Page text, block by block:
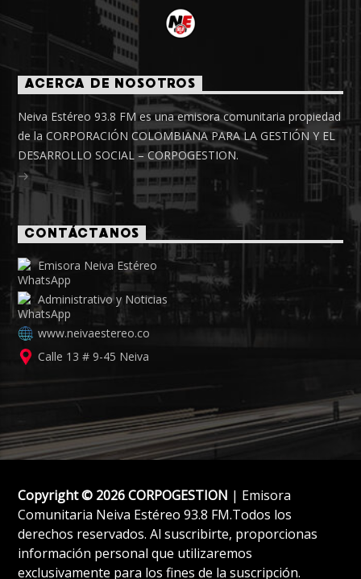
ACERCA DE NOSOTROS
Neiva Estéreo 93.8 FM es una emisora comunitaria propiedad
de la CORPORACIÓN COLOMBIANA PARA LA GESTIÓN Y EL
DESARROLLO SOCIAL – CORPOGESTION.
CONTÁCTANOS
Emisora Neiva Estéreo
Administrativo y Noticias
www.neivaestereo.co
Calle 13 # 9-45 Neiva
Copyright © 2026 CORPOGESTION | Emisora
Comunitaria Neiva Estéreo 93.8 FM.Todos los
derechos reservados. Al suscribirte, proporcionas
información personal que utilizaremos
exclusivamente para los fines de la suscripción.